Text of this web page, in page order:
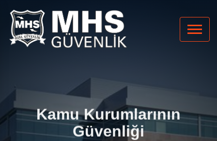
Kamu Kurumlarının
Güvenliği